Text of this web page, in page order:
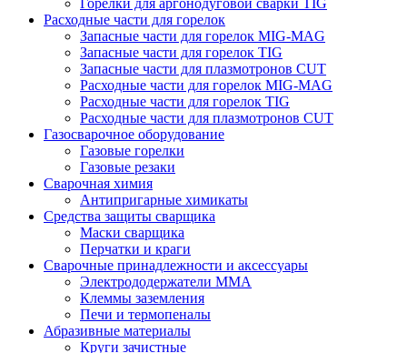
Горелки для аргонодуговой сварки TIG
Расходные части для горелок
Запасные части для горелок MIG-MAG
Запасные части для горелок TIG
Запасные части для плазмотронов CUT
Расходные части для горелок MIG-MAG
Расходные части для горелок TIG
Расходные части для плазмотронов CUT
Газосварочное оборудование
Газовые горелки
Газовые резаки
Сварочная химия
Антипригарные химикаты
Средства защиты сварщика
Маски сварщика
Перчатки и краги
Сварочные принадлежности и аксессуары
Электрододержатели MMA
Клеммы заземления
Печи и термопеналы
Абразивные материалы
Круги зачистные